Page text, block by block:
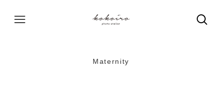
Maternity